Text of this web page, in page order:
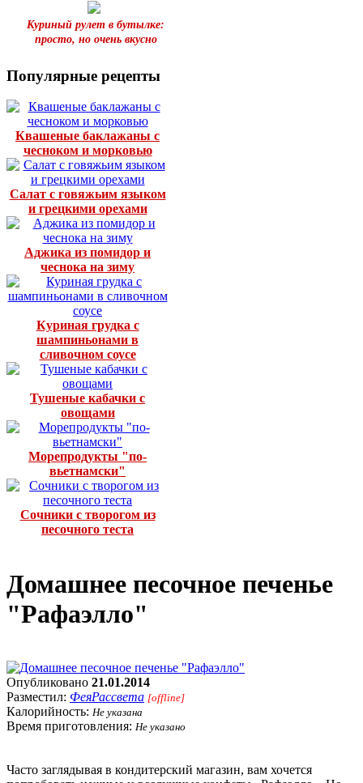
Куриный рулет в бутылке:
просто, но очень вкусно
Популярные рецепты
Квашеные баклажаны с
чесноком и морковью
Салат с говяжьим языком
и грецкими орехами
Аджика из помидор и
чеснока на зиму
Куриная грудка с
шампиньонами в
сливочном соусе
Тушеные кабачки с
овощами
Морепродукты "по-
вьетнамски"
Сочники с творогом из
песочного теста
Домашнее песочное печенье
"Рафаэлло"
Опубликовано 21.01.2014
Разместил: ФеяРассвета [offline]
Калорийность: Не указана
Время приготовления: Не указано
Часто заглядывая в кондитерский магазин, вам хочется